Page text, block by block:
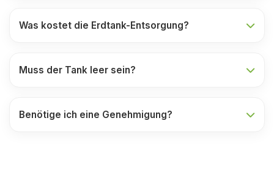
Was kostet die Erdtank-Entsorgung?
Muss der Tank leer sein?
Benötige ich eine Genehmigung?